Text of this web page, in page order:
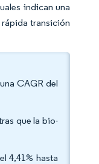
indican una
transición
CAGR del
que la bio-
4,41% hasta